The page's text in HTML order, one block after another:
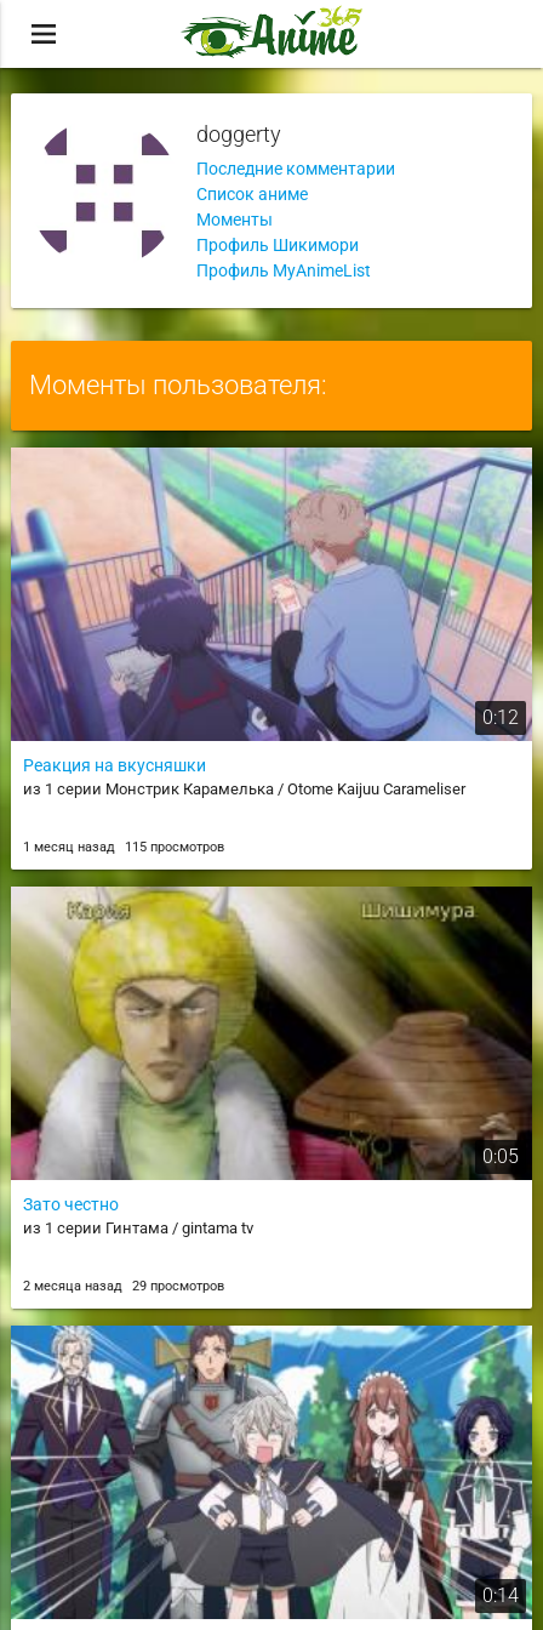
menu
doggerty
Последние комментарии
Список аниме
Моменты
Профиль Шикимори
Профиль MyAnimeList
Моменты пользователя:
0:12
Реакция на вкусняшки
из 1 серии Монстрик Карамелька / Otome Kaijuu Carameliser
1 месяц назад 115 просмотров
0:05
Зато честно
из 1 серии Гинтама / gintama tv
2 месяца назад 29 просмотров
0:14